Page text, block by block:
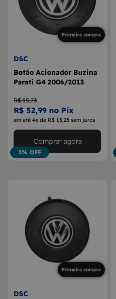
Primeira compra
DSC
Botão Acionador Buzina
Parati G4 2006/2013
R$ 55,73
R$ 52,99 no Pix
em até 4x de R$ 13,25 sem juros
5% OFF
Comprar agora
Primeira compra
DSC